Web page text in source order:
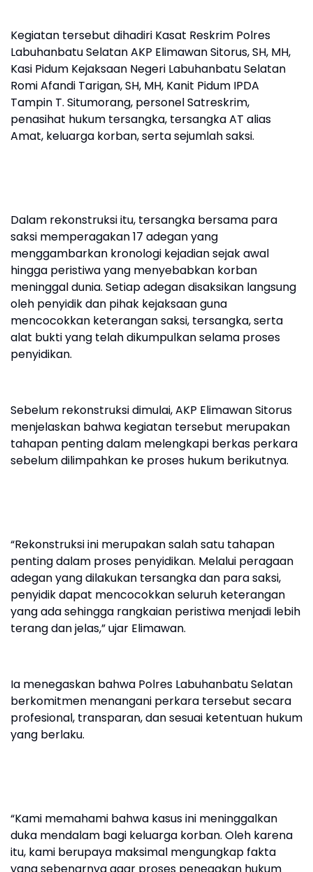
Kegiatan tersebut dihadiri Kasat Reskrim Polres
Labuhanbatu Selatan AKP Elimawan Sitorus, SH, MH,
Kasi Pidum Kejaksaan Negeri Labuhanbatu Selatan
Romi Afandi Tarigan, SH, MH, Kanit Pidum IPDA
Tampin T. Situmorang, personel Satreskrim,
penasihat hukum tersangka, tersangka AT alias
Amat, keluarga korban, serta sejumlah saksi.
Dalam rekonstruksi itu, tersangka bersama para
saksi memperagakan 17 adegan yang
menggambarkan kronologi kejadian sejak awal
hingga peristiwa yang menyebabkan korban
meninggal dunia. Setiap adegan disaksikan langsung
oleh penyidik dan pihak kejaksaan guna
mencocokkan keterangan saksi, tersangka, serta
alat bukti yang telah dikumpulkan selama proses
penyidikan.
Sebelum rekonstruksi dimulai, AKP Elimawan Sitorus
menjelaskan bahwa kegiatan tersebut merupakan
tahapan penting dalam melengkapi berkas perkara
sebelum dilimpahkan ke proses hukum berikutnya.
“Rekonstruksi ini merupakan salah satu tahapan
penting dalam proses penyidikan. Melalui peragaan
adegan yang dilakukan tersangka dan para saksi,
penyidik dapat mencocokkan seluruh keterangan
yang ada sehingga rangkaian peristiwa menjadi lebih
terang dan jelas,” ujar Elimawan.
Ia menegaskan bahwa Polres Labuhanbatu Selatan
berkomitmen menangani perkara tersebut secara
profesional, transparan, dan sesuai ketentuan hukum
yang berlaku.
“Kami memahami bahwa kasus ini meninggalkan
duka mendalam bagi keluarga korban. Oleh karena
itu, kami berupaya maksimal mengungkap fakta